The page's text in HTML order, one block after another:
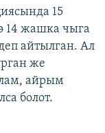
15
14 жашка чыга
айтылган. Ал
же
айрым
болот.